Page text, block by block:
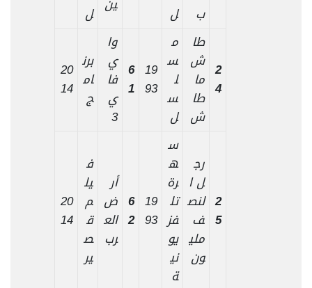
ب
ل
ل
2
4
طا
ش
ما
طا
ش
م
س
ل
س
ل
19
93
6
1
وا
ي
فا
ي
3
برن
ام
ج
20
14
2
5
رج
ل ا
لنص
ف
ملي
ون
س
ه
رة
تل
فز
يو
ني
ة
19
93
6
2
أر
ض
الع
رب
ف
يل
م
ق
ص
ير
20
14